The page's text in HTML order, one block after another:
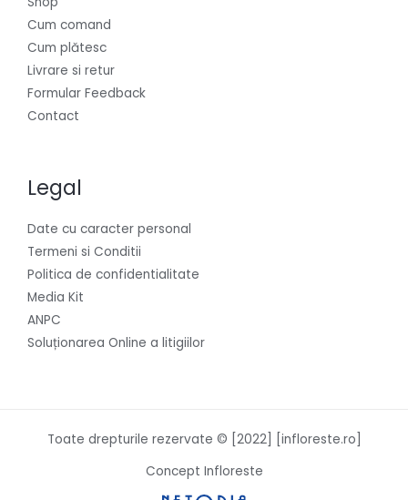
Cum comand
Cum plătesc
Livrare si retur
Formular Feedback
Contact
Legal
Date cu caracter personal
Termeni si Conditii
Politica de confidentialitate
Media Kit
ANPC
Soluționarea Online a litigiilor
Toate drepturile rezervate © [2022] [infloreste.ro]
Concept Infloreste